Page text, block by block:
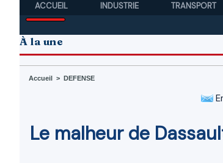
ACCUEIL INDUSTRIE TRANSPORT
À la une
Accueil > DEFENSE
Le malheur de